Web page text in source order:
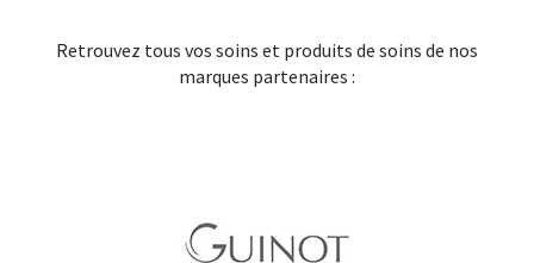
Retrouvez tous vos soins et produits de soins de nos
marques partenaires :